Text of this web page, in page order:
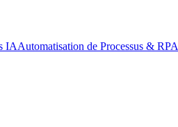
IAAutomatisation de Processus & RPA